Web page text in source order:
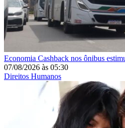
Economia Cashback nos ônibus
07/08/2026 às 05:30
Direitos Humanos